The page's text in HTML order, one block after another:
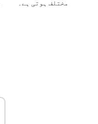
مختلف ہوتی ہے۔